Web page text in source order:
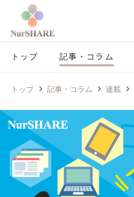
トップ 記事・コラム
トップ 記事・コラム 連載